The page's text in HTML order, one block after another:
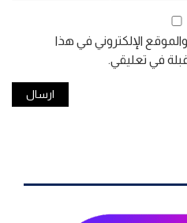
الإلكتروني في هذا
في تعليقي.